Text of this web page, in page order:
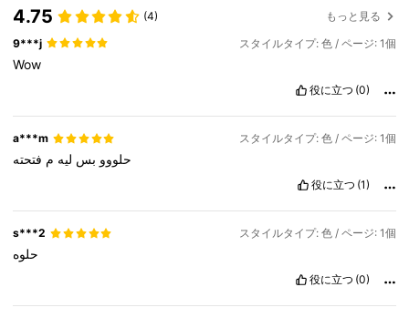
4.75 (4) もっと見る
9***j スタイルタイプ: 色 / ページ: 1個
Wow
役に立つ (0)
a***m スタイルタイプ: 色 / ページ: 1個
حلووو بس ليه م فتحته
役に立つ (1)
s***2 スタイルタイプ: 色 / ページ: 1個
حلوه
役に立つ (0)